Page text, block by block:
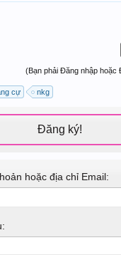
(Bạn phải Đăng nhập hoặc
cự nkg
Đăng ký!
hoặc địa chỉ Email: